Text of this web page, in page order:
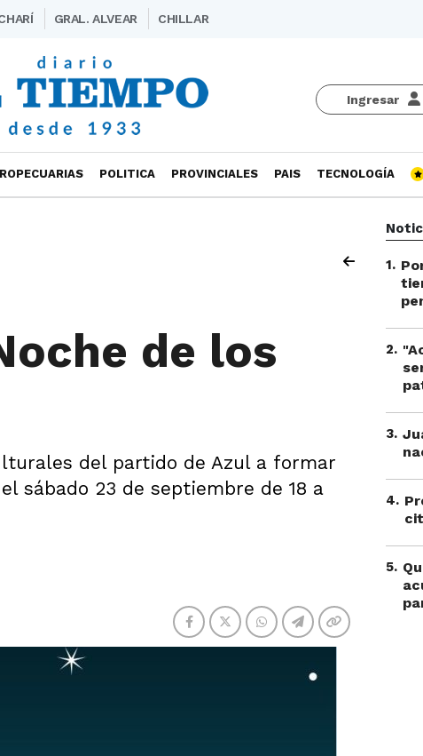
GRAL. ALVEAR CHILLAR
Ingresar
POLITICA PROVINCIALES PAIS TECNOLOGÍA
de los
del partido de Azul a formar
sábado 23 de septiembre de 18 a
1.
2.
3.
4.
5.